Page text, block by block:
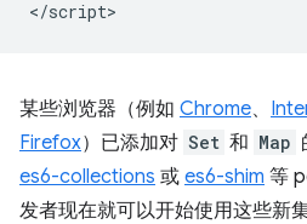
某些浏览器（例如 Chrome、
Firefox）已添加对 Set 和 Map
es6-collections 或 es6-shim 等
发者现在就可以开始使用这些新